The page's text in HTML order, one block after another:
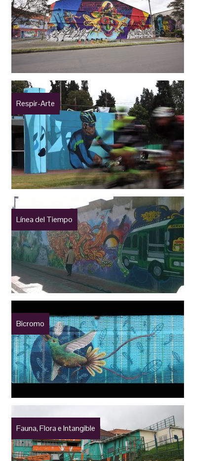
Respir-Arte
Línea del Tiempo
Bicromo
Fauna, Flora e Intangible